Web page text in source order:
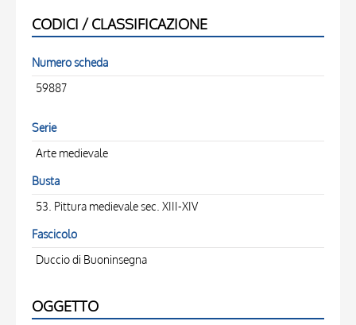
CODICI / CLASSIFICAZIONE
Numero scheda
59887
Serie
Arte medievale
Busta
53. Pittura medievale sec. XIII-XIV
Fascicolo
Duccio di Buoninsegna
OGGETTO